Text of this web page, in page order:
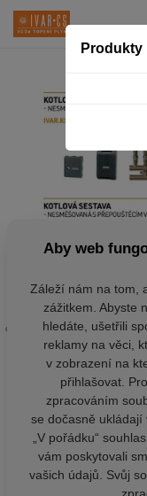
Produkty
Aby web
Záleží nám na tom,
zážitkem. Abyste
hledáte, ušetřili
reklamy na věci,
v zobrazení na
přihlašovat.
zpracováním
se dočasně
„V pořádku“
vám poskytovali
vašich údajů. Svůj